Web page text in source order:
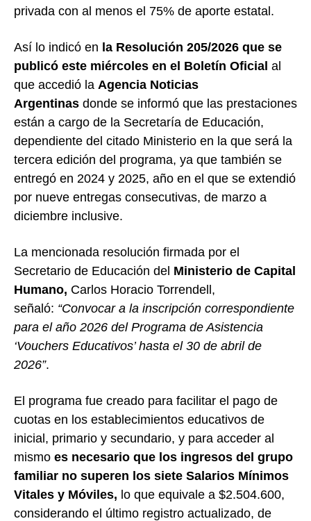
privada con al menos el 75% de aporte estatal.
Así lo indicó en la Resolución 205/2026 que se
publicó este miércoles en el Boletín Oficial al
que accedió la Agencia Noticias
Argentinas donde se informó que las prestaciones
están a cargo de la Secretaría de Educación,
dependiente del citado Ministerio en la que será la
tercera edición del programa, ya que también se
entregó en 2024 y 2025, año en el que se extendió
por nueve entregas consecutivas, de marzo a
diciembre inclusive.
La mencionada resolución firmada por el
Secretario de Educación del Ministerio de Capital
Humano, Carlos Horacio Torrendell,
señaló: “Convocar a la inscripción correspondiente
para el año 2026 del Programa de Asistencia
‘Vouchers Educativos’ hasta el 30 de abril de
2026”.
El programa fue creado para facilitar el pago de
cuotas en los establecimientos educativos de
inicial, primario y secundario, y para acceder al
mismo es necesario que los ingresos del grupo
familiar no superen los siete Salarios Mínimos
Vitales y Móviles, lo que equivale a $2.504.600,
considerando el último registro actualizado, de